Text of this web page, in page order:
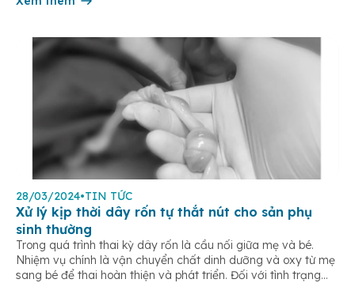
28/03/2024•TIN TỨC
Xử lý kịp thời dây rốn tự thắt nút cho sản phụ
sinh thường
Trong quá trình thai kỳ dây rốn là cầu nối giữa mẹ và bé.
Nhiệm vụ chính là vận chuyển chất dinh dưỡng và oxy từ mẹ
sang bé để thai hoàn thiện và phát triển. Đối với tình trạng